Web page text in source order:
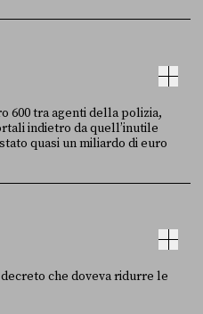
600 tra agenti della polizia,
indietro da quell’inutile
quasi un miliardo di euro
che doveva ridurre le